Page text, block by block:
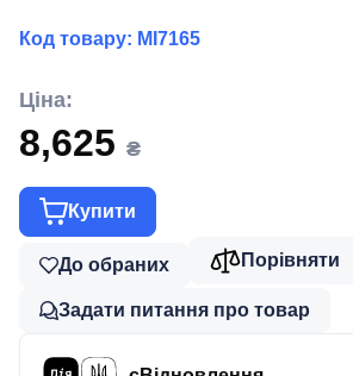
Код товару: MI7165
Ціна:
8,625 ₴
Купити
До обраних Порівняти
Задати питання про товар